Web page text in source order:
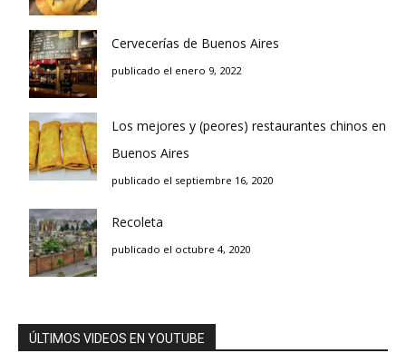
Cervecerías de Buenos Aires
publicado el enero 9, 2022
Los mejores y (peores) restaurantes chinos en
Buenos Aires
publicado el septiembre 16, 2020
Recoleta
publicado el octubre 4, 2020
ÚLTIMOS VIDEOS EN YOUTUBE